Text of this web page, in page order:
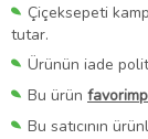
Çiçeksepeti
tutar.
Ürünün iade
Bu ürün
Bu satıcının